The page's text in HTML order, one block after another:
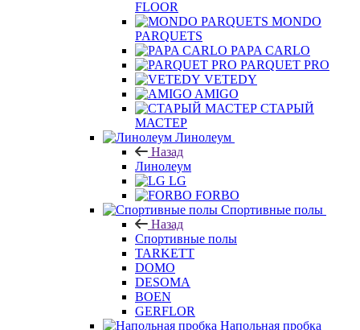
FLOOR
MONDO
PARQUETS
PAPA CARLO
PARQUET PRO
VETEDY
AMIGO
СТАРЫЙ
МАСТЕР
Линолеум
Назад
Линолеум
LG
FORBO
Спортивные полы
Назад
Спортивные полы
TARKETT
DOMO
DESOMA
BOEN
GERFLOR
Напольная пробка